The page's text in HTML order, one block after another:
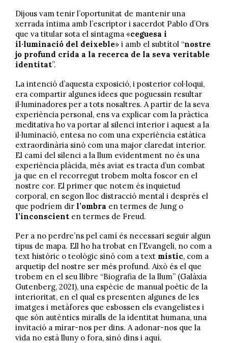
Dijous vam tenir l’oportunitat de mantenir una
xerrada íntima amb l’escriptor i sacerdot Pablo d’Ors
que va titular sota el sintagma «ceguesa i
il·luminació del deixeble» i amb el subtítol “nostre
jo profund crida a la recerca de la seva veritable
identitat”.
La intenció d’aquesta exposició, i posterior col·loqui,
era compartir algunes idees que poguessin resultar
il·luminadores per a tots nosaltres. A partir de la seva
experiència personal, ens va explicar com la pràctica
meditativa ho va portar al silenci interior i aquest a la
il·luminació, entesa no com una experiència estàtica
extraordinària sinó com una major claredat interior.
El camí del silenci a la llum evidentment no és una
experiència plàcida, més aviat es tracta d’un combat
ja que en el recorregut trobem molta foscor en el
nostre cor. El primer que notem és inquietud
corporal, en segon lloc distracció mental i després el
que podríem dir l’ombra en termes de Jung o
l’inconscient en termes de Freud.
Per a no perdre’ns pel camí és necessari seguir algun
tipus de mapa. Ell ho ha trobat en l’Evangeli, no com a
text històric o teològic sinó com a text místic, com a
arquetip del nostre ser més profund. Això és el que
trobem en el seu llibre “Biografia de la llum” (Galàxia
Gutenberg, 2021), una espècie de manual poètic de la
interioritat, en el qual es presenten algunes de les
imatges i metàfores que esbossen els evangelistes i
que són autèntics miralls de la identitat humana, una
invitació a mirar-nos per dins. A adonar-nos que la
vida no està lluny o fora, sinó dins i aquí.